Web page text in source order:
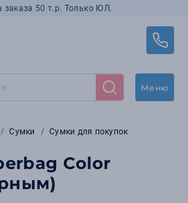
заказа 50 т.р. Только ЮЛ.
Меню
Сумки Сумки для покупок
Color